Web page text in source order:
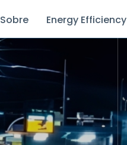
Sobre Energy Efficiency